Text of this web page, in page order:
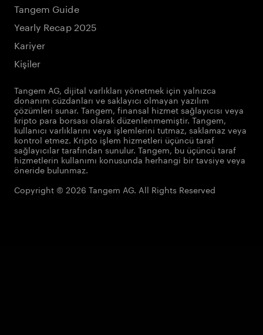
Tangem Guide
Yearly Recap 2025
Kariyer
Kişiler
Tangem AG, dijital varlıkları yönetmek için yalnızca
donanım cüzdanları ve saklayıcı olmayan yazılım
çözümleri sunar. Tangem, finansal hizmet sağlayıcısı veya
kripto para borsası olarak düzenlenmemiştir. Tangem,
kullanıcı varlıklarını veya işlemlerini tutmaz, saklamaz veya
kontrol etmez. Kripto işlem hizmetleri üçüncü taraf
sağlayıcılar tarafından sunulur. Tangem, bu üçüncü taraf
hizmetlerin kullanımı konusunda herhangi bir tavsiye veya
öneride bulunmaz.